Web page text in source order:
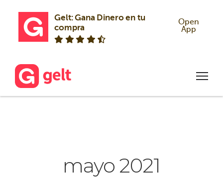
Gelt: Gana Dinero en tu
compra
Open
App
mayo 2021